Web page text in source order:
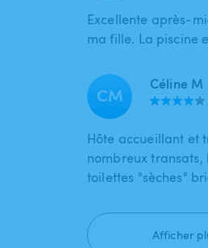
Excellente après-
ma fille. La piscine
CM Céline M
Hôte accueillant et
nombreux
toilettes "sèches"
Afficher